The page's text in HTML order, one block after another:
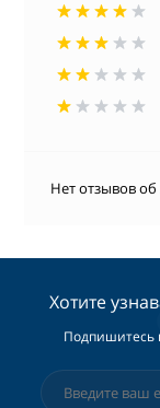
Нет отзывов
Хотите
Подпишитесь